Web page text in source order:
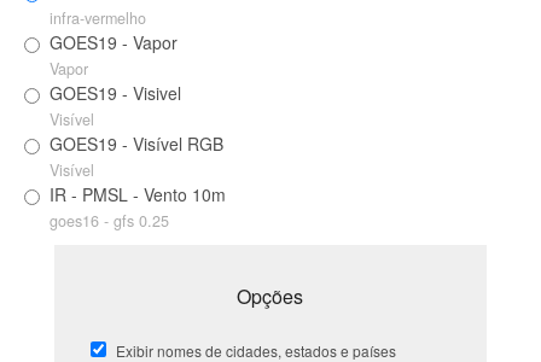
infra-vermelho
GOES19 - Vapor
Vapor
GOES19 - Visivel
Visível
GOES19 - Visível RGB
Visível
IR - PMSL - Vento 10m
goes16 - gfs 0.25
Opções
Exibir nomes de cidades, estados e países